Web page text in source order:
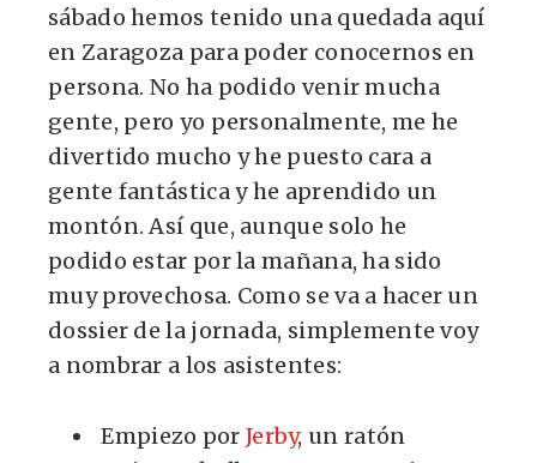
sábado hemos tenido una quedada aquí
en Zaragoza para poder conocernos en
persona. No ha podido venir mucha
gente, pero yo personalmente, me he
divertido mucho y he puesto cara a
gente fantástica y he aprendido un
montón. Así que, aunque solo he
podido estar por la mañana, ha sido
muy provechosa. Como se va a hacer un
dossier de la jornada, simplemente voy
a nombrar a los asistentes:
Empiezo por Jerby, un ratón